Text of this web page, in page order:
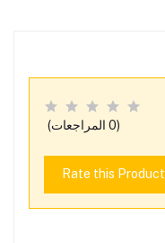
(0 المراجعات)
Rate this Product